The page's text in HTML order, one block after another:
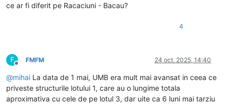
ce ar fi diferit pe Racaciuni - Bacau?
4
F
Deconectat
FMFM 24 oct. 2025, 14:40
@mihai La data de 1 mai, UMB era mult mai avansat in ceea ce
priveste structurile lotului 1, care au o lungime totala
aproximativa cu cele de pe lotul 3, dar uite ca 6 luni mai tarziu